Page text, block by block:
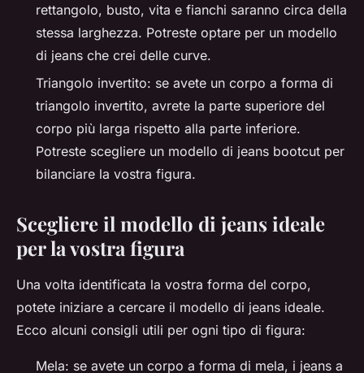
rettangolo, busto, vita e fianchi saranno circa della
stessa larghezza. Potreste optare per un modello
di jeans che crei delle curve.
Triangolo invertito: se avete un corpo a forma di
triangolo invertito, avrete la parte superiore del
corpo più larga rispetto alla parte inferiore.
Potreste scegliere un modello di jeans bootcut per
bilanciare la vostra figura.
Scegliere il modello di jeans ideale
per la vostra figura
Una volta identificata la vostra forma del corpo,
potete iniziare a cercare il modello di jeans ideale.
Ecco alcuni consigli utili per ogni tipo di figura:
Mela: se avete un corpo a forma di mela, i jeans a